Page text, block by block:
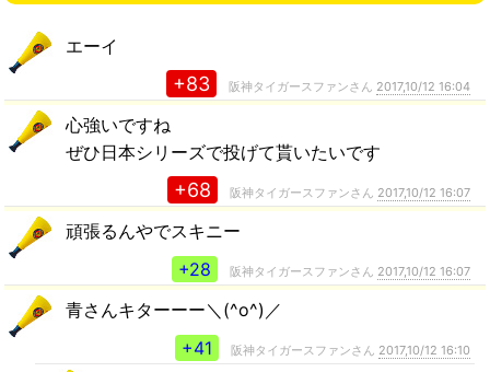
エーイ
+83 阪神タイガースファンさん 2017,10/12 16:04
心強いですね
ぜひ日本シリーズで投げて貰いたいです
+68 阪神タイガースファンさん 2017,10/12 16:07
頑張るんやでスキニー
+28
阪神タイガースファンさん 2017,10/12 16:07
青さんキターーー＼(^o^)／
+41
阪神タイガースファンさん 2017,10/12 16:10